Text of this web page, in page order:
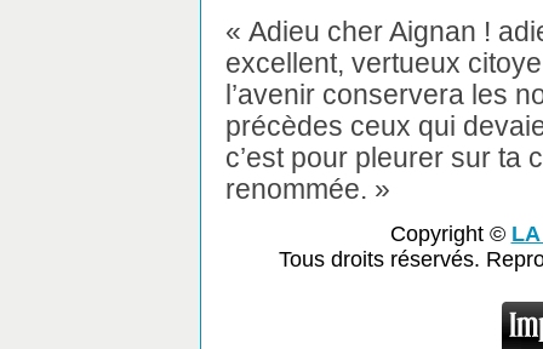
« Adieu cher Aignan !
excellent, vertueux
l’avenir conservera les
précèdes ceux qui
c’est pour pleurer sur ta
renommée. »
Copyright ©
Tous droits réservés.